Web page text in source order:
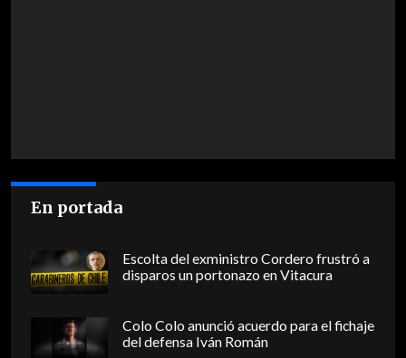
En portada
Escolta del exministro Cordero frustró a
disparos un portonazo en Vitacura
Colo Colo anunció acuerdo para el fichaje
del defensa Iván Román